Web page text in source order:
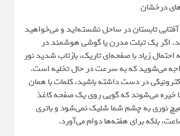
درخشان
تابستان در ساحل نشسته‌اید و می‌خواهید
اگر یک تبلت مدرن یا گوشی هوشمند در
زیاد با صفحه‌ای تاریک، بازتاب شدید نور
می‌شوید که به سرعت در حال تخلیه است.
در دست داشته باشید، کلمات با همان
خیره می‌شوند که گویی روی یک صفحه کاغذ
نوری به چشم شما شلیک نمی‌شود و باتری
بلکه برای هفته‌ها دوام می‌آورد.